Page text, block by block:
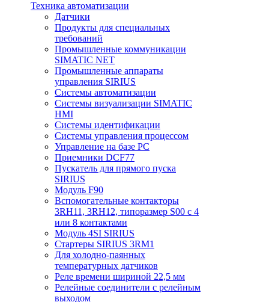
Техника автоматизации
Датчики
Продукты для специальных
требований
Промышленные коммуникации
SIMATIC NET
Промышленные аппараты
управления SIRIUS
Системы автоматизации
Системы визуализации SIMATIC
HMI
Системы идентификации
Системы управления процессом
Управление на базе РС
Приемники DCF77
Пускатель для прямого пуска
SIRIUS
Модуль F90
Вспомогательные контакторы
3RH11, 3RH12, типоразмер S00 с 4
или 8 контактами
Модуль 4SI SIRIUS
Стартеры SIRIUS 3RM1
Для холодно-паянных
температурных датчиков
Реле времени шириной 22,5 мм
Релейные соединители с релейным
выходом